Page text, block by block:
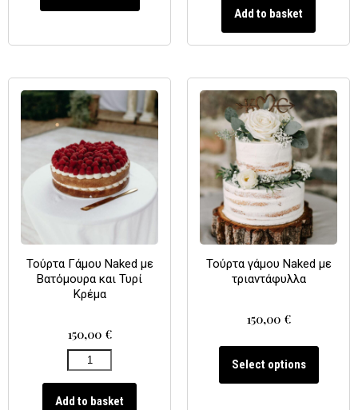
Add to basket
Τούρτα Γάμου Naked με
Βατόμουρα και Τυρί
Κρέμα
150,00 €
Add to basket
Τούρτα γάμου Naked με
τριαντάφυλλα
150,00 €
Select options